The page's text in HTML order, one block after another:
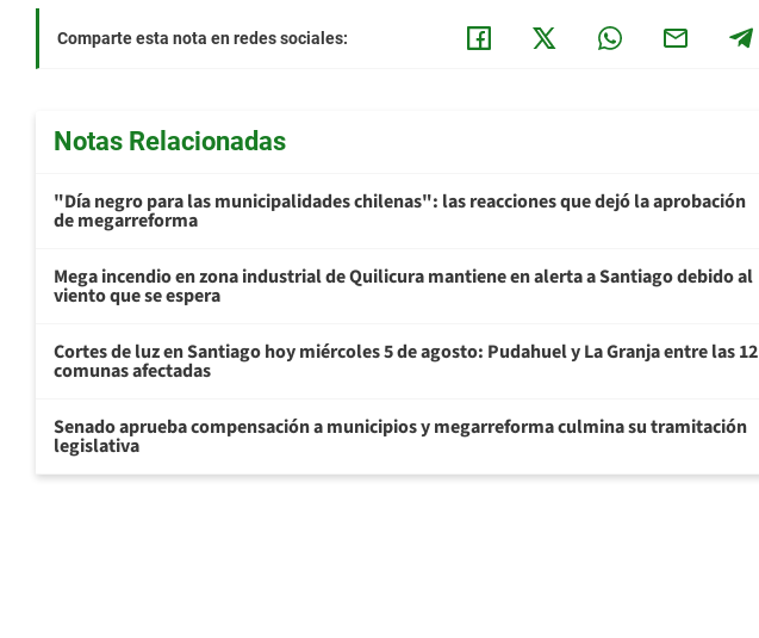
Comparte esta nota en redes sociales:
Notas Relacionadas
"Día negro para las municipalidades chilenas": las reacciones que dejó la aprobación
de megarreforma
Mega incendio en zona industrial de Quilicura mantiene en alerta a Santiago debido al
viento que se espera
Cortes de luz en Santiago hoy miércoles 5 de agosto: Pudahuel y La Granja entre las 12
comunas afectadas
Senado aprueba compensación a municipios y megarreforma culmina su tramitación
legislativa